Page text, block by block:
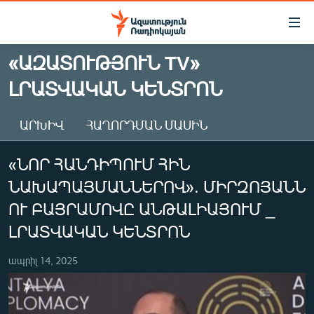
Մատչելիության
Անցնել
հիմնական
բովանդակությանը
հիմնական
ԱԶԱՏՈՒԹՅՈՒՆ TV
ՀԱՅԱՍՏԱՆ
ՔԱՂԱՔԱԿԱՆ
ԻՐԱՎՈՒՆՔ
ՏՆՏԵՍՈՒԹՅՈՒՆ
ՊԱՏԵՐԱԶՄԻ 6 ՇԱԲԱԹՆԵՐԸ
ՏԱՐԱԾԱՇՐՋԱՆ
«ԱԶԱՏՈՒԹՅՈՒՆ TV»
ԼՐԱՏՎԱԿԱՆ ԿԵՆՏՐՈՆ
ԱՐԽԻՎ ՀԱՂՈՐԴՄԱՆ ՄԱՍԻՆ
«ՆՈՐ ՀԱՆԴԻՊՈՒՄ ՀԻՆ
ՆԱԽԱՊԱՅՄԱՆՆԵՐՈՎ». ՄԻՐԶՈՅԱՆՆ
ՈՒ ԲԱՅՐԱՄՈՎԸ ԱՆԹԱԼԻԱՅՈՒՄ _
ԼՐԱՏՎԱԿԱՆ ԿԵՆՏՐՈՆ
ապրիլ 14, 2025